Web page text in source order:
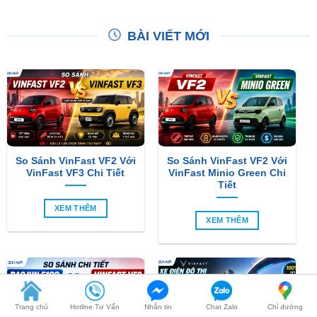
So Sánh VinFast VF2 Với
VinFast VF3 Chi Tiết
XEM THÊM
So Sánh VinFast VF2 Với
VinFast Minio Green Chi
Tiết
XEM THÊM
So Sánh Chi Tiết Baojun VinFast VF2 Ra Mắt: Xe
Trang chủ Hotline Tư Vấn Nhắn tin Chat Zalo Chỉ đường